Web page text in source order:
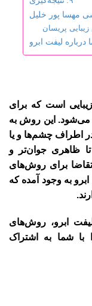
مهسا پور خلیل
پریسان
لیفت ابرو
است که برای
می‌شود. این روش به
اطراف چشم‌ها و یا
ظاهری جوان‌تر و
تقاضا برای روش‌های
به وجود آمده که
ابرو، روش‌های
با شما به اشتراک